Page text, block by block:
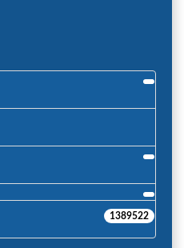
1389522